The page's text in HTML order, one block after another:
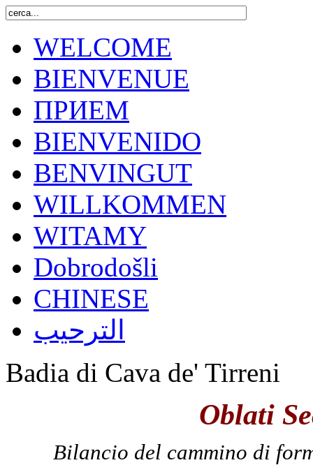
WELCOME
BIENVENUE
ПРИЕМ
BIENVENIDO
BENVINGUT
WILLKOMMEN
WITAMY
Dobrodošli
CHINESE
الترحيب
Badia di Cava de' Tirreni
Oblati
Bilancio del cammino di